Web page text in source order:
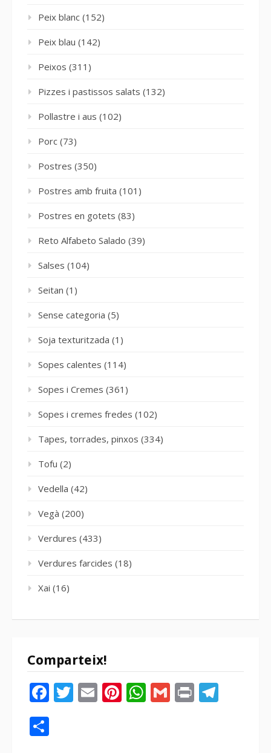
Peix blanc (152)
Peix blau (142)
Peixos (311)
Pizzes i pastissos salats (132)
Pollastre i aus (102)
Porc (73)
Postres (350)
Postres amb fruita (101)
Postres en gotets (83)
Reto Alfabeto Salado (39)
Salses (104)
Seitan (1)
Sense categoria (5)
Soja texturitzada (1)
Sopes calentes (114)
Sopes i Cremes (361)
Sopes i cremes fredes (102)
Tapes, torrades, pinxos (334)
Tofu (2)
Vedella (42)
Vegà (200)
Verdures (433)
Verdures farcides (18)
Xai (16)
Comparteix!
Facebook
Twitter
EmailPinterest
WhatsApp
Gmail
Print